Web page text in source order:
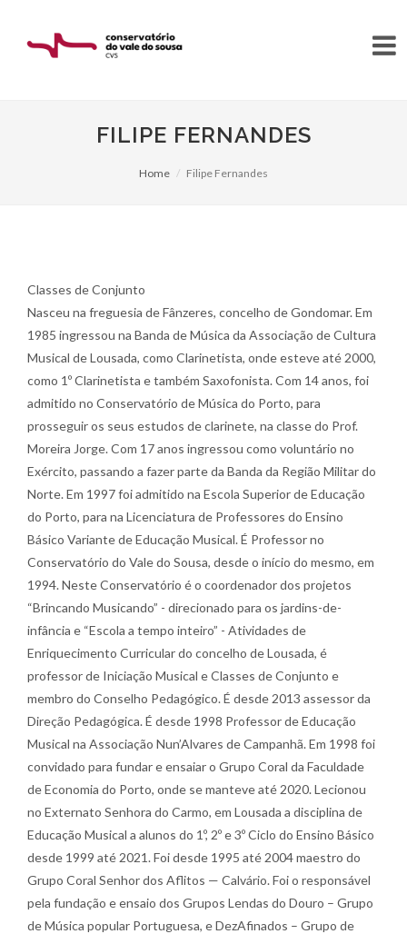
FILIPE FERNANDES
Home Filipe Fernandes
Classes de Conjunto
Nasceu na freguesia de Fânzeres, concelho de Gondomar. Em
1985 ingressou na Banda de Música da Associação de Cultura
Musical de Lousada, como Clarinetista, onde esteve até 2000,
como 1º Clarinetista e também Saxofonista. Com 14 anos, foi
admitido no Conservatório de Música do Porto, para
prosseguir os seus estudos de clarinete, na classe do Prof.
Moreira Jorge. Com 17 anos ingressou como voluntário no
Exército, passando a fazer parte da Banda da Região Militar do
Norte. Em 1997 foi admitido na Escola Superior de Educação
do Porto, para na Licenciatura de Professores do Ensino
Básico Variante de Educação Musical. É Professor no
Conservatório do Vale do Sousa, desde o início do mesmo, em
1994. Neste Conservatório é o coordenador dos projetos
“Brincando Musicando” - direcionado para os jardins-de-
infância e “Escola a tempo inteiro” - Atividades de
Enriquecimento Curricular do concelho de Lousada, é
professor de Iniciação Musical e Classes de Conjunto e
membro do Conselho Pedagógico. É desde 2013 assessor da
Direção Pedagógica. É desde 1998 Professor de Educação
Musical na Associação Nun’Alvares de Campanhã. Em 1998 foi
convidado para fundar e ensaiar o Grupo Coral da Faculdade
de Economia do Porto, onde se manteve até 2020. Lecionou
no Externato Senhora do Carmo, em Lousada a disciplina de
Educação Musical a alunos do 1º, 2º e 3º Ciclo do Ensino Básico
desde 1999 até 2021. Foi desde 1995 até 2004 maestro do
Grupo Coral Senhor dos Aflitos — Calvário. Foi o responsável
pela fundação e ensaio dos Grupos Lendas do Douro – Grupo
de Música popular Portuguesa, e DezAfinados – Grupo de